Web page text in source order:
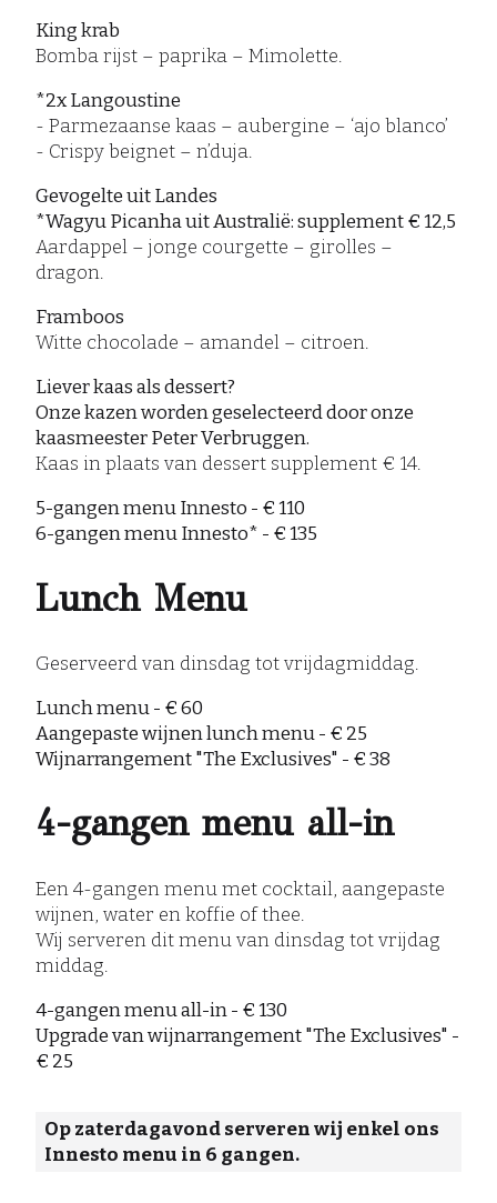
King krab
Bomba rijst – paprika – Mimolette.
*2x Langoustine
- Parmezaanse kaas – aubergine – ‘ajo blanco’
- Crispy beignet – n’duja.
Gevogelte uit Landes
*Wagyu Picanha uit Australië: supplement € 12,5
Aardappel – jonge courgette – girolles –
dragon.
Framboos
Witte chocolade – amandel – citroen.
Liever kaas als dessert?
Onze kazen worden geselecteerd door onze
kaasmeester Peter Verbruggen.
Kaas in plaats van dessert supplement € 14.
5-gangen menu Innesto - € 110
6-gangen menu Innesto* - € 135
Lunch Menu
Geserveerd van dinsdag tot vrijdagmiddag.
Lunch menu - € 60
Aangepaste wijnen lunch menu - € 25
Wijnarrangement "The Exclusives" - € 38
4-gangen menu all-in
Een 4-gangen menu met cocktail, aangepaste
wijnen, water en koffie of thee.
Wij serveren dit menu van dinsdag tot vrijdag
middag.
4-gangen menu all-in - € 130
Upgrade van wijnarrangement "The Exclusives" -
€ 25
Op zaterdagavond serveren wij enkel ons
Innesto menu in 6 gangen.